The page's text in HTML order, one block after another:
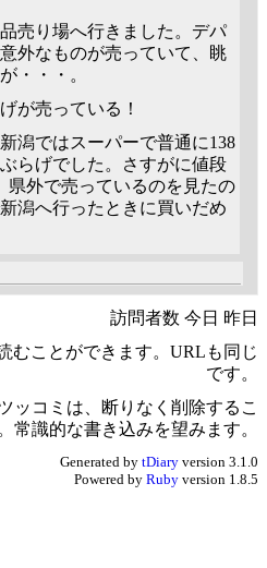
売り場へ行きました。デパ
外なものが売っていて、眺
・・・。
が売っている！
潟ではスーパーで普通に138
らげでした。さすがに値段
県外で売っているのを見たの
潟へ行ったときに買いだめ
訪問者数 今日 昨日
むことができます。URLも同じ
です。
ッコミは、断りなく削除するこ
常識的な書き込みを望みます。
Generated by tDiary version 3.1.0
Powered by Ruby version 1.8.5